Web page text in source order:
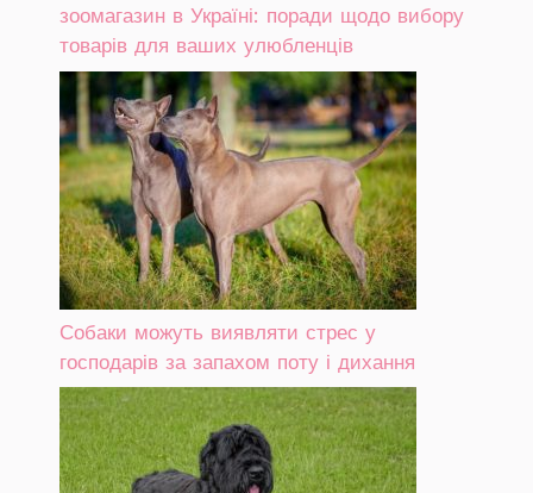
зоомагазин в Україні: поради щодо вибору
товарів для ваших улюбленців
Собаки можуть виявляти стрес у
господарів за запахом поту і дихання